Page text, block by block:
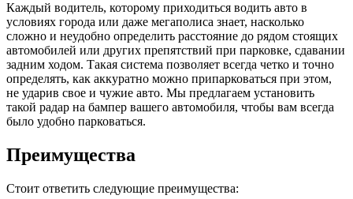
Каждый водитель, которому приходиться водить авто в
условиях города или даже мегаполиса знает, насколько
сложно и неудобно определить расстояние до рядом стоящих
автомобилей или других препятствий при парковке, сдавании
задним ходом. Такая система позволяет всегда четко и точно
определять, как аккуратно можно припарковаться при этом,
не ударив свое и чужие авто. Мы предлагаем установить
такой радар на бампер вашего автомобиля, чтобы вам всегда
было удобно парковаться.
Преимущества
Стоит ответить следующие преимущества: